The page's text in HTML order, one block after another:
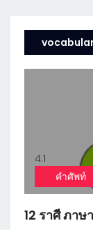
4.1
คำศัพท์
12 ราศี ภาษ